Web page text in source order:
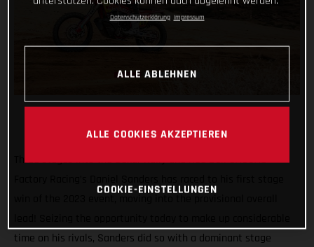
Three stages into the Dakar Rally and Red Bull GASGAS
time on his rivals, Sanders did so with a dominant stage
Datenschutzerklärung Impressum
ALLE ABLEHNEN
ALLE COOKIES AKZEPTIEREN
COOKIE-EINSTELLUNGEN